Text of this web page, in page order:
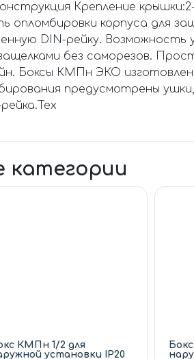
Крепление
опломбировки корпуса для
DIN-рейку.
без саморезов.
Боксы КМПн ЭКО
предусмотрены
категории
КМПн 1/2 для
установки IP20